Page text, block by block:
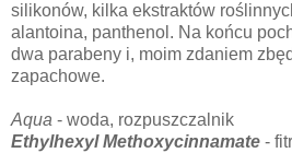
silikonów, kilka ekstraktów
alantoina, panthenol. Na końcu
dwa parabeny i, moim zdaniem
zapachowe.
Aqua - woda, rozpuszczalnik
Ethylhexyl Methoxycinnamate -